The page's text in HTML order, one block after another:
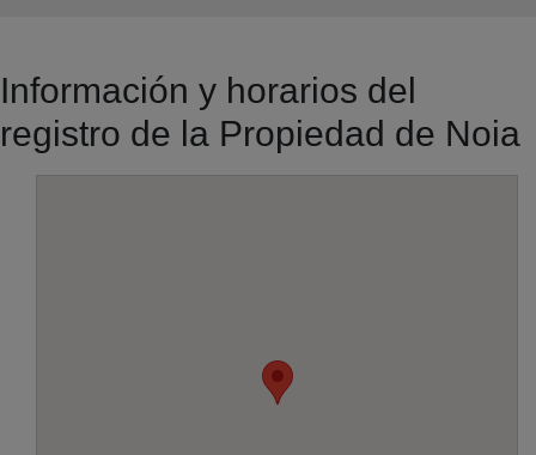
Información y horarios del
registro de la Propiedad de Noia